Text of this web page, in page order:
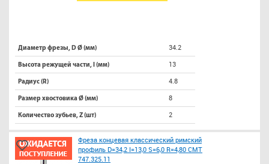
Диаметр фрезы, D Ø (мм) 34.2
Высота режущей части, l (мм) 13
Радиус (R) 4.8
Размер хвостовика Ø (мм) 8
Количество зубьев, Z (шт) 2
Фреза концевая классический римский
профиль D=34,2 I=13,0 S=6,0 R=4,80 CMT
747.325.11